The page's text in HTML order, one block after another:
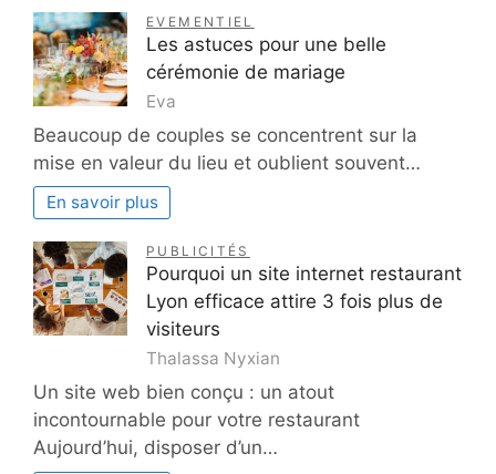
EVEMENTIEL
Les astuces pour une belle
cérémonie de mariage
Eva
Beaucoup de couples se concentrent sur la
mise en valeur du lieu et oublient souvent…
En savoir plus
PUBLICITÉS
Pourquoi un site internet restaurant
Lyon efficace attire 3 fois plus de
visiteurs
Thalassa Nyxian
Un site web bien conçu : un atout
incontournable pour votre restaurant
Aujourd’hui, disposer d’un…